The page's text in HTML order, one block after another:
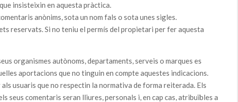
insisteixin en aquesta pràctica.
anònims, sota un nom fals o sota unes sigles.
reservats. Si no teniu el permís del propietari per fer aquesta
organismes autònoms, departaments, serveis o marques es
aportacions que no tinguin en compte aquestes indicacions.
usuaris que no respectin la normativa de forma reiterada. Els
seus comentaris seran lliures, personals i, en cap cas, atribuïbles a